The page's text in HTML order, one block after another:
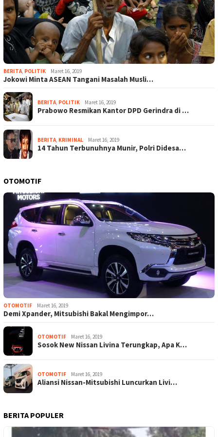
BERITA, POLITIK Maret 16, 2019
Jokowi Minta ASEAN Tangani Masalah Musli…
BERITA, POLITIK Maret 16, 2019
Prabowo Resmikan Kantor DPD Gerindra di …
BERITA, KRIMINAL Maret 16, 2019
14 Tahun Terbunuhnya Munir, Polri Didesa…
OTOMOTIF
OTOMOTIF Maret 16, 2019
Demi Xpander, Mitsubishi Bakal Mengimpor…
OTOMOTIF Maret 16, 2019
Sosok New Nissan Livina Terungkap, Apa K…
OTOMOTIF Maret 16, 2019
Aliansi Nissan-Mitsubishi Luncurkan Livi…
BERITA POPULER